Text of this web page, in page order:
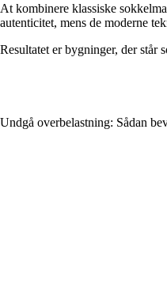
At kombinere klassiske
autenticitet, mens de moderne
Resultatet er bygninger, der
Undgå overbelastning: Sådan